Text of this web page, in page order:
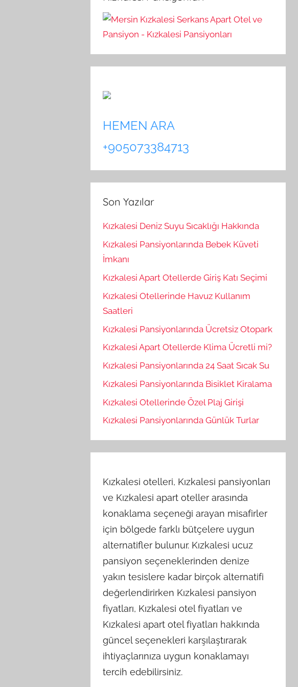
HEMEN ARA
+905073384713
Son Yazılar
Kızkalesi Deniz Suyu Sıcaklığı Hakkında
Kızkalesi Pansiyonlarında Bebek Küveti
İmkanı
Kızkalesi Apart Otellerde Giriş Katı Seçimi
Kızkalesi Otellerinde Havuz Kullanım
Saatleri
Kızkalesi Pansiyonlarında Ücretsiz Otopark
Kızkalesi Apart Otellerde Klima Ücretli mi?
Kızkalesi Pansiyonlarında 24 Saat Sıcak Su
Kızkalesi Pansiyonlarında Bisiklet Kiralama
Kızkalesi Otellerinde Özel Plaj Girişi
Kızkalesi Pansiyonlarında Günlük Turlar
Kızkalesi otelleri, Kızkalesi pansiyonları
ve Kızkalesi apart oteller arasında
konaklama seçeneği arayan misafirler
için bölgede farklı bütçelere uygun
alternatifler bulunur. Kızkalesi ucuz
pansiyon seçeneklerinden denize
yakın tesislere kadar birçok alternatifi
değerlendirirken Kızkalesi pansiyon
fiyatları, Kızkalesi otel fiyatları ve
Kızkalesi apart otel fiyatları hakkında
güncel seçenekleri karşılaştırarak
ihtiyaçlarınıza uygun konaklamayı
tercih edebilirsiniz.